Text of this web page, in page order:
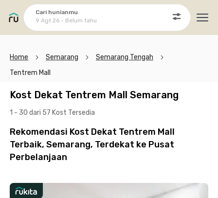
Cari hunianmu
9 Agt 26 - Belum tahu
Home Semarang
Semarang Tengah
Tentrem Mall
Kost Dekat Tentrem Mall Semarang
1 - 30 dari 57 Kost Tersedia
Rekomendasi Kost Dekat Tentrem Mall
Terbaik, Semarang, Terdekat ke Pusat
Perbelanjaan